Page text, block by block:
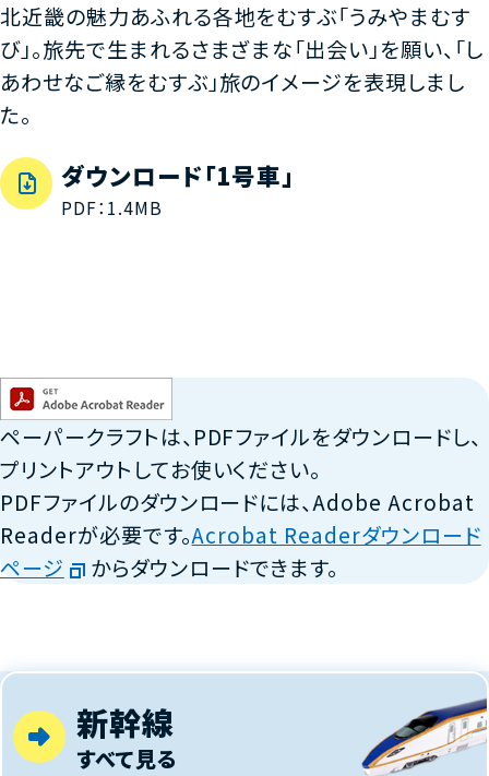
北近畿の魅力あふれる各地をむすぶ「うみやまむす
び」。旅先で生まれるさまざまな「出会い」を願い、「し
あわせなご縁をむすぶ」旅のイメージを表現しまし
た。
ダウンロード「1号車」
PDF：1.4MB
ペーパークラフトは、PDFファイルをダウンロードし、
プリントアウトしてお使いください。
PDFファイルのダウンロードには、Adobe Acrobat
Readerが必要です。Acrobat Readerダウンロード
ページ
からダウンロードできます。
新幹線
すべて見る